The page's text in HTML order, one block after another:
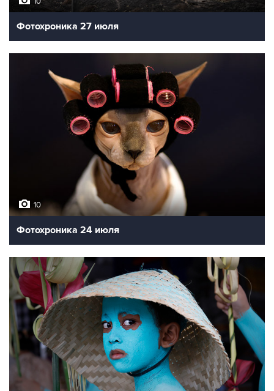
Фотохроника 27 июля
10
Фотохроника 24 июля